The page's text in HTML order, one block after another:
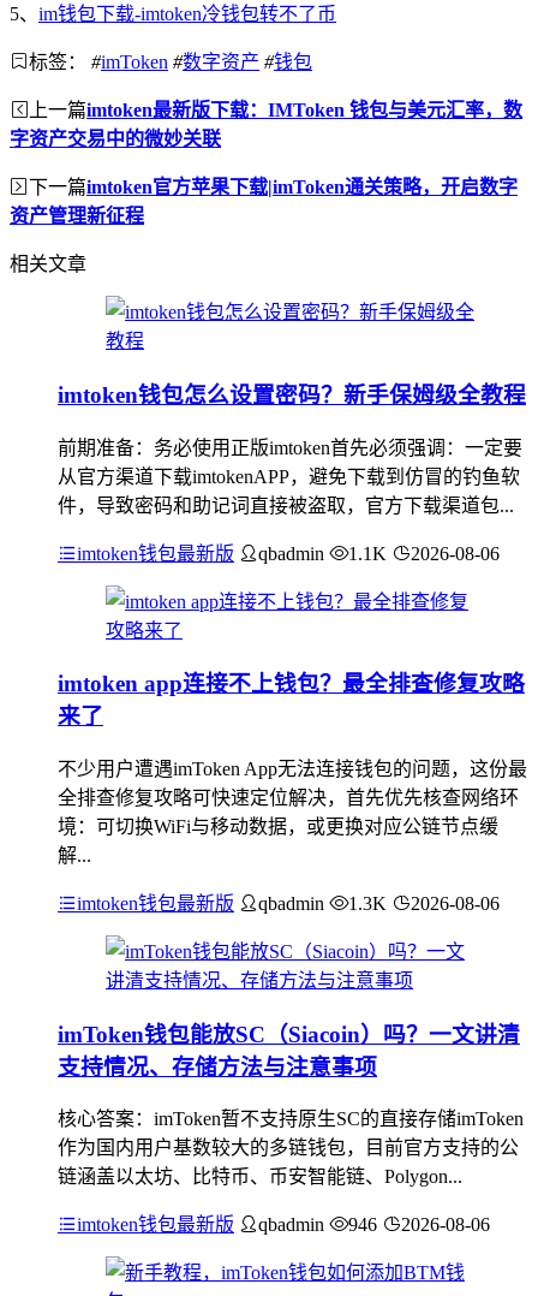
5、 im钱包下载-imtoken冷钱包转不了币
标签： #imToken #数字资产 #钱包
上一篇imtoken最新版下载：IMToken 钱包与美元汇率，数
字资产交易中的微妙关联
下一篇imtoken官方苹果下载|imToken通关策略，开启数字
资产管理新征程
相关文章
imtoken钱包怎么设置密码？新手保姆级全教程
前期准备：务必使用正版imtoken首先必须强调：一定要
从官方渠道下载imtokenAPP，避免下载到仿冒的钓鱼软
件，导致密码和助记词直接被盗取，官方下载渠道包...
imtoken钱包最新版 qbadmin 1.1K 2026-08-06
imtoken app连接不上钱包？最全排查修复攻略
来了
不少用户遭遇imToken App无法连接钱包的问题，这份最
全排查修复攻略可快速定位解决，首先优先核查网络环
境：可切换WiFi与移动数据，或更换对应公链节点缓
解...
imtoken钱包最新版 qbadmin 1.3K 2026-08-06
imToken钱包能放SC（Siacoin）吗？一文讲清
支持情况、存储方法与注意事项
核心答案：imToken暂不支持原生SC的直接存储imToken
作为国内用户基数较大的多链钱包，目前官方支持的公
链涵盖以太坊、比特币、币安智能链、Polygon...
imtoken钱包最新版 qbadmin 946 2026-08-06